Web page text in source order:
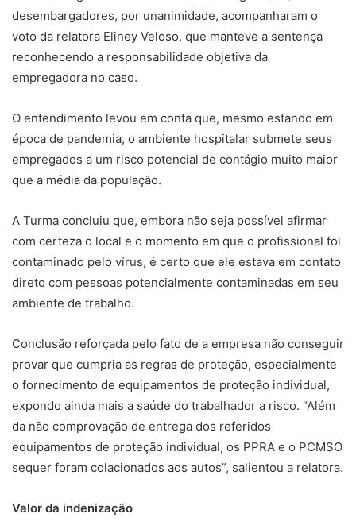
desembargadores, por unanimidade, acompanharam o
voto da relatora Eliney Veloso, que manteve a sentença
reconhecendo a responsabilidade objetiva da
empregadora no caso.
O entendimento levou em conta que, mesmo estando em
época de pandemia, o ambiente hospitalar submete seus
empregados a um risco potencial de contágio muito maior
que a média da população.
A Turma concluiu que, embora não seja possível afirmar
com certeza o local e o momento em que o profissional foi
contaminado pelo vírus, é certo que ele estava em contato
direto com pessoas potencialmente contaminadas em seu
ambiente de trabalho.
Conclusão reforçada pelo fato de a empresa não conseguir
provar que cumpria as regras de proteção, especialmente
o fornecimento de equipamentos de proteção individual,
expondo ainda mais a saúde do trabalhador a risco. “Além
da não comprovação de entrega dos referidos
equipamentos de proteção individual, os PPRA e o PCMSO
sequer foram colacionados aos autos”, salientou a relatora.
Valor da indenização